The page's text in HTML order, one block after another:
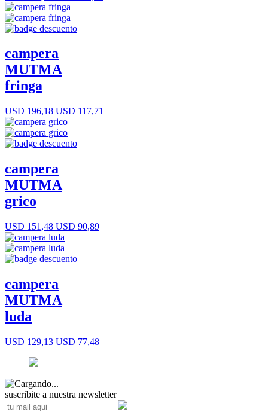
campera
MUTMA
fringa
USD 196,18 USD 117,71
campera
MUTMA
grico
USD 151,48 USD 90,89
campera
MUTMA
luda
USD 129,13 USD 77,48
suscribite a nuestra newsletter